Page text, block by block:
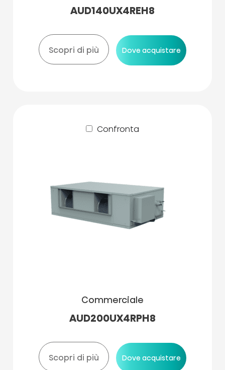
AUD140UX4REH8
Scopri di più Dove acquistare
Confronta
Commerciale
AUD200UX4RPH8
Scopri di più Dove acquistare